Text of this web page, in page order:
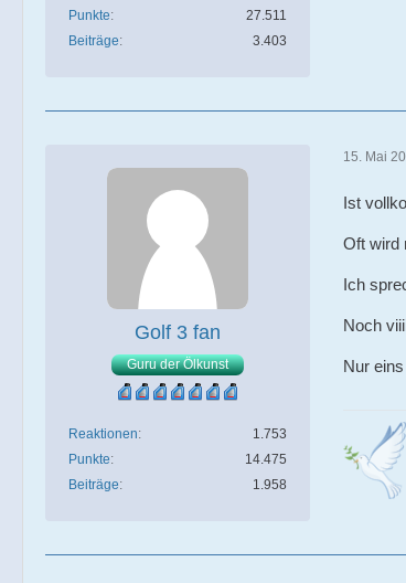
Punkte
27.511
Beiträge
3.403
Golf 3 fan
Guru der Ölkunst
Reaktionen
1.753
Punkte
14.475
Beiträge
1.958
15. Mai
Ist
Oft wird
Ich
Noch
Nur